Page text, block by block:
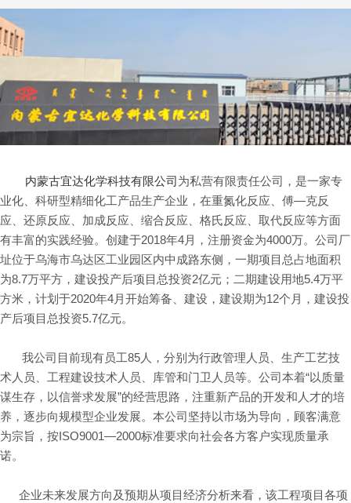
内蒙古宜达化学科技有限公司为私营有限责任公司，是一家专
业化、科研型精细化工产品生产企业，在重氮化反应、傅—克反
应、还原反应、加成反应、缩合反应、格氏反应、取代反应等方面
有丰富的实践经验。创建于2018年4月，注册资金为4000万。公司厂
址位于乌海市乌达区工业园区内中成路东侧，一期项目总占地面积
为8.7万平方，建设投产后项目总投资2亿元；二期建设用地5.4万平
方米，计划于2020年4月开始筹备、建设，建设期为12个月，建设投
产后项目总投资5.7亿元。
我公司目前现有员工85人，分别为行政管理人员、生产工艺技
术人员、工程建设技术人员、库管和门卫人员等。公司本着“以质量
谋生存，以信誉求发展”的经营思路，注重新产品的开发和人才的培
养，逐步向规模型企业发展。本公司坚持以市场为导向，顾客满意
为宗旨，按ISO9001—2000标准要求向社会各方客户实现质量承
诺。
企业未来发展方向及预期从项目经济分析来看，该工程项目各项